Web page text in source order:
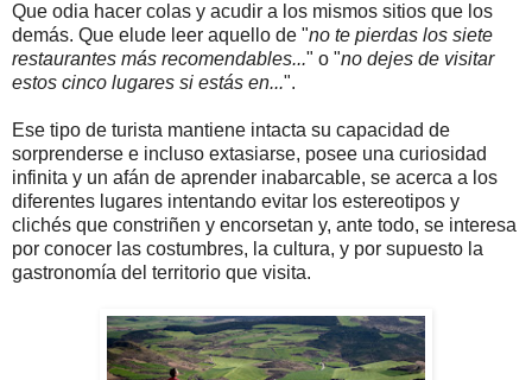
Que odia hacer colas y acudir a los mismos sitios que los
demás. Que elude leer aquello de "no te pierdas los siete
restaurantes más recomendables..." o "no dejes de visitar
estos cinco lugares si estás en...".
Ese tipo de turista mantiene intacta su capacidad de
sorprenderse e incluso extasiarse, posee una curiosidad
infinita y un afán de aprender inabarcable, se acerca a los
diferentes lugares intentando evitar los estereotipos y
clichés que constriñen y encorsetan y, ante todo, se interesa
por conocer las costumbres, la cultura, y por supuesto la
gastronomía del territorio que visita.